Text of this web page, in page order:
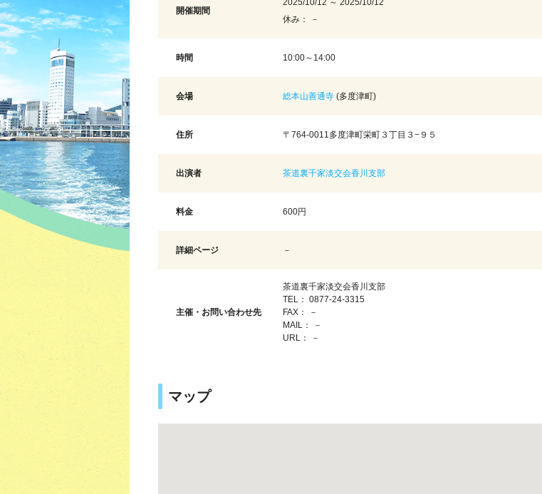
開催期間
2025/10/12 ～ 2025/10/12
休み： －
時間 10:00～14:00
会場 総本山善通寺 (多度津町)
住所 〒764-0011多度津町栄町３丁目３−９５
出演者 茶道裏千家淡交会香川支部
料金 600円
詳細ページ －
主催・お問い合わせ先
茶道裏千家淡交会香川支部
TEL： 0877-24-3315
FAX： －
MAIL： －
URL： －
マップ